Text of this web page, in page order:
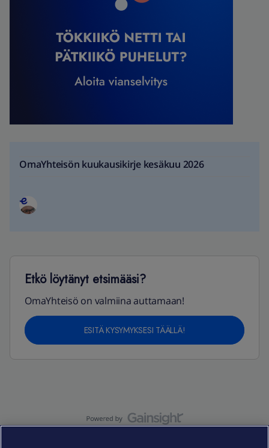
OmaYhteisön kuukausikirje kesäkuu 2026
Etkö löytänyt etsimääsi?
OmaYhteisö on valmiina auttamaan!
ESITÄ KYSYMYKSESI TÄÄLLÄ!